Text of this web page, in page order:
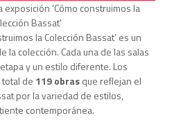
‘Cómo construimos la
Bassat’
la Colección Bassat’ es un
la colección. Cada una de las salas
y un estilo diferente. Los
de 119 obrasque reflejan el
por la variedad de estilos,
contemporánea.